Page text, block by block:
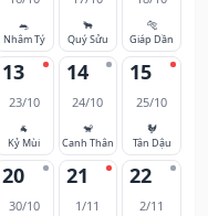
🐀
Nhâm Tý
🐂
Quý Sửu
🐅
Giáp Dần
13
23/10
🐐
Kỷ Mùi
14
24/10
🐒
Canh Thân
15
25/10
🐓
Tân Dậu
20
30/10
21
1/11
22
2/11